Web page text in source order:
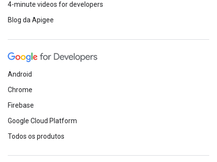
4-minute videos for developers
Blog da Apigee
Android
Chrome
Firebase
Google Cloud Platform
Todos os produtos